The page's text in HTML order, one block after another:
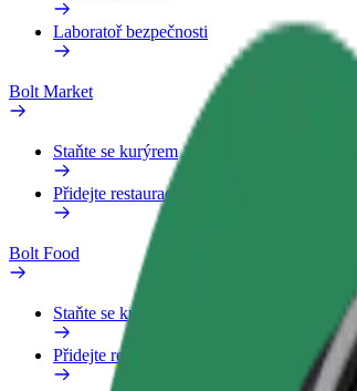
Laboratoř bezpečnosti
Bolt Market
Staňte se kurýrem
Přidejte restauraci nebo obchod
Bolt Food
Staňte se kurýrem
Přidejte restauraci nebo obchod